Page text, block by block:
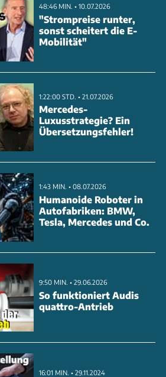
48:46 MIN. • 10.07.2026
"Strompreise runter,
sonst scheitert die E-
Mobilität"
1:22:00 STD. • 21.07.2026
Mercedes-
Luxusstrategie? Ein
Übersetzungsfehler!
1:43 MIN. • 08.07.2026
Humanoide Roboter in
Autofabriken: BMW,
Tesla, Mercedes und Co.
9:50 MIN. • 29.06.2026
So funktioniert Audis
quattro-Antrieb
16:01 MIN. • 29.11.2024